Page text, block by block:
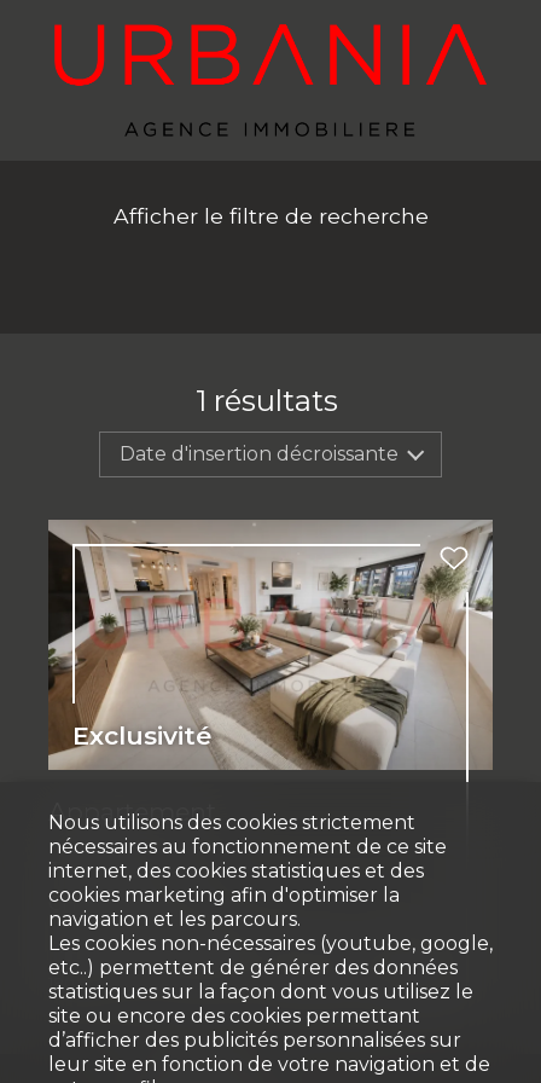
Afficher le filtre de recherche
1 résultats
Date d'insertion décroissante
Exclusivité
Appartement
Tannay
CHF 2'290'000.-
180 m² 5.5 2 1er étage 1992
Nous utilisons des cookies strictement
nécessaires au fonctionnement de ce site
internet, des cookies statistiques et des
cookies marketing afin d'optimiser la
navigation et les parcours.
Les cookies non-nécessaires (youtube, google,
etc..) permettent de générer des données
statistiques sur la façon dont vous utilisez le
site ou encore des cookies permettant
d’afficher des publicités personnalisées sur
leur site en fonction de votre navigation et de